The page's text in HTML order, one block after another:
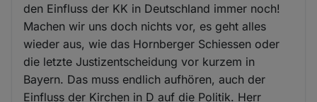
den Einfluss der KK in Deutschland immer noch!
Machen wir uns doch nichts vor, es geht alles
wieder aus, wie das Hornberger Schiessen oder
die letzte Justizentscheidung vor kurzem in
Bayern. Das muss endlich aufhören, auch der
Einfluss der Kirchen in D auf die Politik. Herr